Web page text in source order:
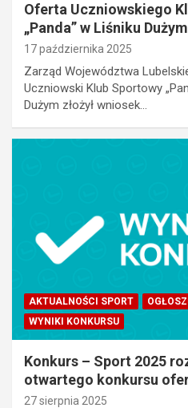
Oferta Uczniowskiego
„Panda” w Liśniku
17 października 2025
Zarząd Województwa
Uczniowski Klub Sportowy
Dużym złożył wniosek…
AKTUALNOŚCI SPORT
WYNIKI KONKURSU
Konkurs – Sport 2025
otwartego konkursu
27 sierpnia 2025